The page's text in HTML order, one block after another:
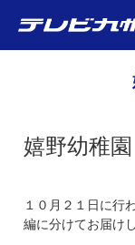
嬉野幼稚
１０月２１日に行
編に分けてお届け